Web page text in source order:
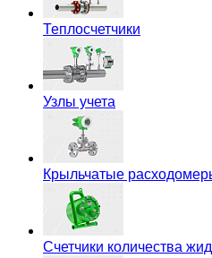
Теплосчетчики
Узлы учета
Крыльчатые
Счетчики количества